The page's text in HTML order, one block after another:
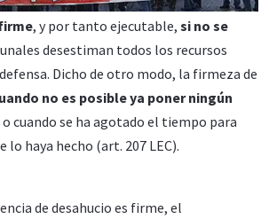
, y por tanto ejecutable, si no se
desestiman todos los recursos
Dicho de otro modo, la firmeza de
no es posible ya poner ningún
o cuando se ha agotado el tiempo para
lo haya hecho (art. 207 LEC).
de desahucio es firme, el